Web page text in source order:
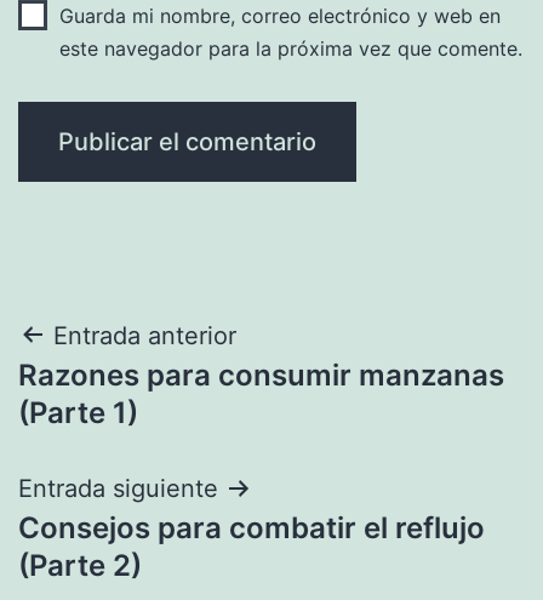
Guarda mi nombre, correo electrónico y web en
este navegador para la próxima vez que comente.
Navegación
de
Entrada anterior
Razones para consumir manzanas
(Parte 1)
Entrada siguiente
Consejos para combatir el reflujo
(Parte 2)